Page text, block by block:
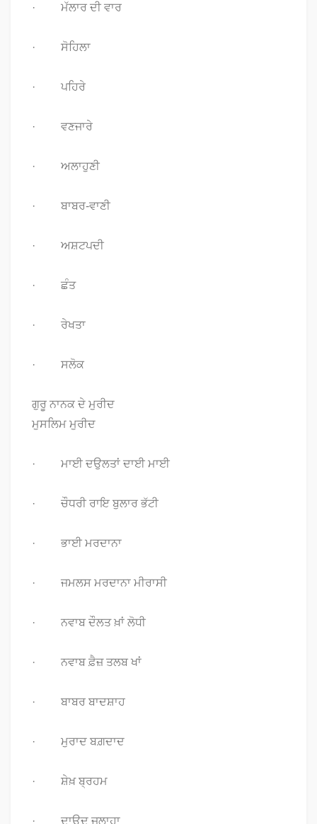
· ਮੱਲਾਰ ਦੀ ਵਾਰ
· ਸੋਹਿਲਾ
· ਪਹਿਰੇ
· ਵਣਜਾਰੇ
· ਅਲਾਹੁਣੀ
· ਬਾਬਰ-ਵਾਣੀ
· ਅਸ਼ਟਪਦੀ
· ਛੰਤ
· ਰੇਖਤਾ
· ਸਲੋਕ
ਗੁਰੂ ਨਾਨਕ ਦੇ ਮੁਰੀਦ
ਮੁਸਲਿਮ ਮੁਰੀਦ
· ਮਾਈ ਦਉਲਤਾਂ ਦਾਈ ਮਾਈ
· ਚੌਧਰੀ ਰਾਇ ਬੁਲਾਰ ਭੱਟੀ
· ਭਾਈ ਮਰਦਾਨਾ
· ਜਮਲਸ ਮਰਦਾਨਾ ਮੀਰਾਸੀ
· ਨਵਾਬ ਦੌਲਤ ਖ਼ਾਂ ਲੋਧੀ
· ਨਵਾਬ ਫ਼ੈਜ਼ ਤਲਬ ਖਾਂ
· ਬਾਬਰ ਬਾਦਸ਼ਾਹ
· ਮੁਰਾਦ ਬਗ਼ਦਾਦ
· ਸ਼ੇਖ਼ ਬ੍ਰਹਮ
· ਦਾਉਦ ਜੁਲਾਹਾ